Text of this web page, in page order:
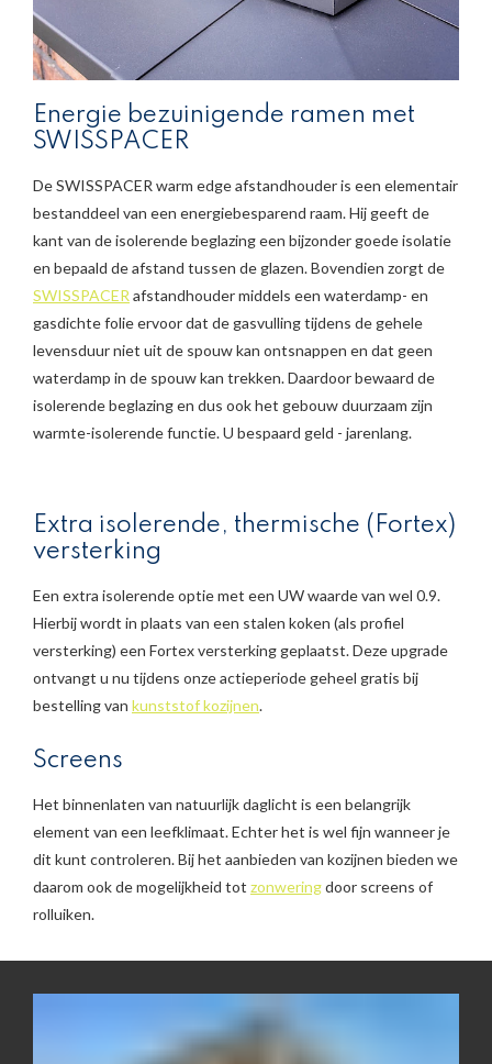
Energie bezuinigende ramen met
SWISSPACER
De SWISSPACER warm edge afstandhouder is een elementair
bestanddeel van een energiebesparend raam. Hij geeft de
kant van de isolerende beglazing een bijzonder goede isolatie
en bepaald de afstand tussen de glazen. Bovendien zorgt de
SWISSPACERafstandhouder middels een waterdamp- en
gasdichte folie ervoor dat de gasvulling tijdens de gehele
levensduur niet uit de spouw kan ontsnappen en dat geen
waterdamp in de spouw kan trekken. Daardoor bewaard de
isolerende beglazing en dus ook het gebouw duurzaam zijn
warmte-isolerende functie. U bespaard geld - jarenlang.
Extra isolerende, thermische (Fortex)
versterking
Een extra isolerende optie met een UW waarde van wel 0.9.
Hierbij wordt in plaats van een stalen koken (als profiel
versterking) een Fortex versterking geplaatst. Deze upgrade
ontvangt u nu tijdens onze actieperiode geheel gratis bij
bestelling van kunststof kozijnen.
Screens
Het binnenlaten van natuurlijk daglicht is een belangrijk
element van een leefklimaat. Echter het is wel fijn wanneer je
dit kunt controleren. Bij het aanbieden van kozijnen bieden we
daarom ook de mogelijkheid tot zonweringdoor screens of
rolluiken.